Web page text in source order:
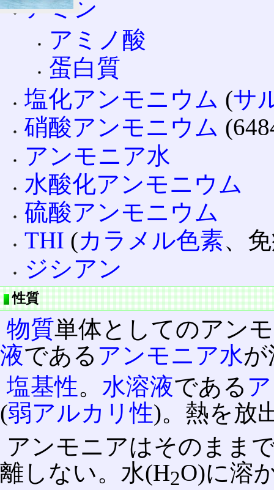
アミン
アミノ酸
蛋白質
塩化アンモニウム (サ
硝酸アンモニウム
アンモニア水
水酸化アンモニウム
硫酸アンモニウム
THI (カラメル色素、
ジシアン
性質
物質単体としてのアン
液である アンモニア水が
塩基性。 水溶液である
(弱アルカリ性)。熱を放
アンモニアはそのまま
離しない。水(H2O)に溶